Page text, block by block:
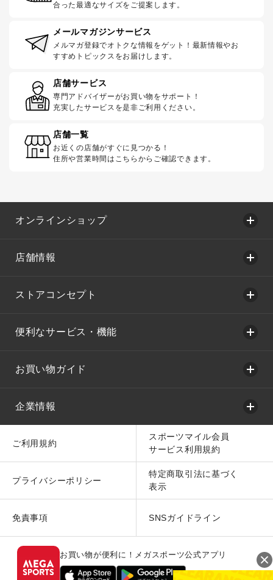
合った最適なサイズをご提案します。
メールマガジンサービス
メルマガ登録でオトクな情報をゲット！最新情報やお
すすめトピックスをお届けします。
店舗サービス
専門アドバイザーがお買い物をサポート！
充実したサービスを是非ご利用ください。
店舗一覧
お近くの店舗がすぐに見つかる！
住所や営業時間はこちらからご確認できます。
オンラインショップ
店舗情報
ストアコンセプト
便利なサービス・機能
お買い物ガイド
企業情報
ご利用規約
スポーツマイル会員
サービス利用規約
プライバシーポリシー
特定商取引法に基づく
表示
免責事項 SNSガイドライン
お買い物が便利に！メガスポーツ公式アプリ